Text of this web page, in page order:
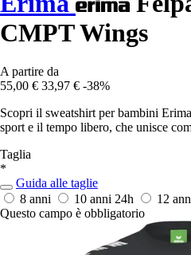
CMPT Wings
A partire da
55,00 € 33,97 € -38%
Scopri il sweatshirt per bambini
sport e il tempo libero, che unisce
Taglia
*
Guida alle taglie
8 anni
10 anni 24h
12
Questo campo è obbligatorio